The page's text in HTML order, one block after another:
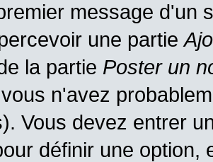
message d'un
une partie
la partie Poster un
n'avez
Vous devez entrer
définir une option,